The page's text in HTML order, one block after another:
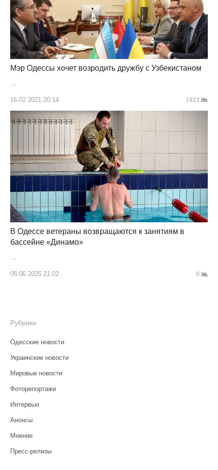
Мэр Одессы хочет возродить дружбу с Узбекистаном
16.02.2021 20:14 1823
В Одессе ветераны возвращаются к занятиям в
бассейне «Динамо»
05.06.2025 21:02 0
Рубрики
Одесские новости
Украинские новости
Мировые новости
Фоторепортажи
Интервью
Анонсы
Мнение
Пресс-релизы